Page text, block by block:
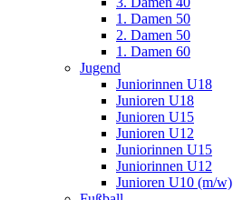
1. Damen 50
2. Damen 50
1. Damen 60
Jugend
Juniorinnen U18
Junioren U18
Junioren U15
Junioren U12
Juniorinnen U15
Juniorinnen U12
Junioren U10 (m/w)